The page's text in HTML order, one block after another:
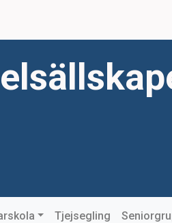
Tjejsegling